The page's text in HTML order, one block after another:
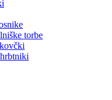
torbe